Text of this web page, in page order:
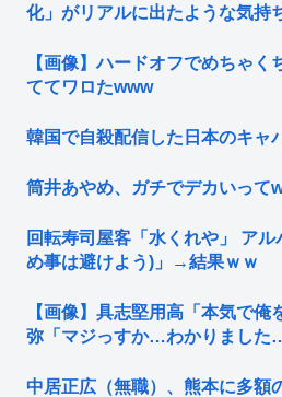
化」がリアルに出たような気持
【画像】ハードオフでめちゃ
ててワロたwww
韓国で自殺配信した日本のキャ
筒井あやめ、ガチでデカいって
回転寿司屋客「水くれや」 ア
め事は避けよう)」→結果ｗｗ
【画像】具志堅用高「本気で俺
弥「マジっすか…わかりました
中居正広（無職）、熊本に多額